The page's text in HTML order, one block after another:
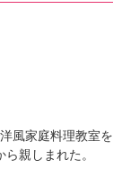
風家庭料理教室を
親しまれた。